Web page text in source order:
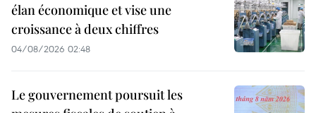
élan économique et vise une
croissance à deux chiffres
04/08/2026 02:48
Le gouvernement poursuit les